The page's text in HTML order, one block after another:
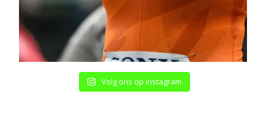
Volg ons op instagram